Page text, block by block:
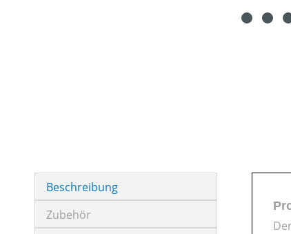
Beschreibung
Zubehör